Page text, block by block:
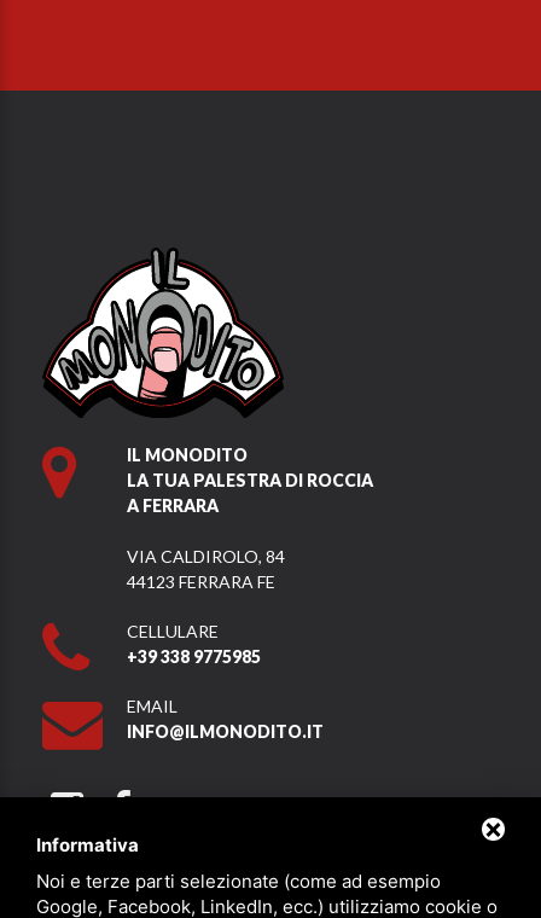
IL MONODITO
LA TUA PALESTRA DI ROCCIA
A FERRARA
VIA CALDIROLO, 84
44123 FERRARA FE
CELLULARE
+39 338 9775985
EMAIL
INFO@ILMONODITO.IT
Partner
Informativa
Noi e terze parti selezionate (come ad esempio
Google, Facebook, LinkedIn, ecc.) utilizziamo cookie o